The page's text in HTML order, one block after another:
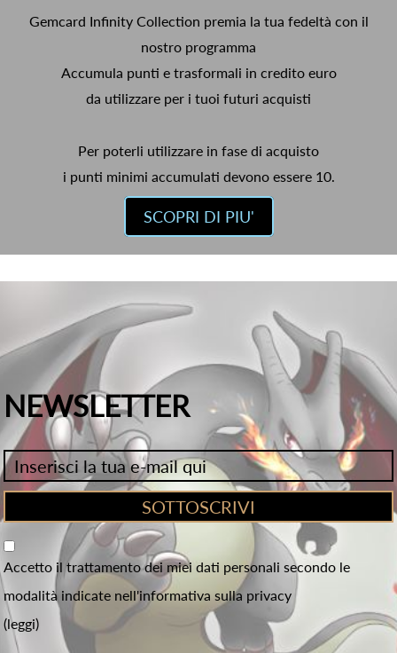
Gemcard Infinity Collection premia la tua fedeltà con il
nostro programma
Accumula punti e trasformali in credito euro
da utilizzare per i tuoi futuri acquisti
Per poterli utilizzare in fase di acquisto
i punti minimi accumulati devono essere 10.
SCOPRI DI PIU'
NEWSLETTER
Accetto il trattamento dei miei dati personali secondo le
modalità indicate nell'informativa sulla privacy
(leggi)